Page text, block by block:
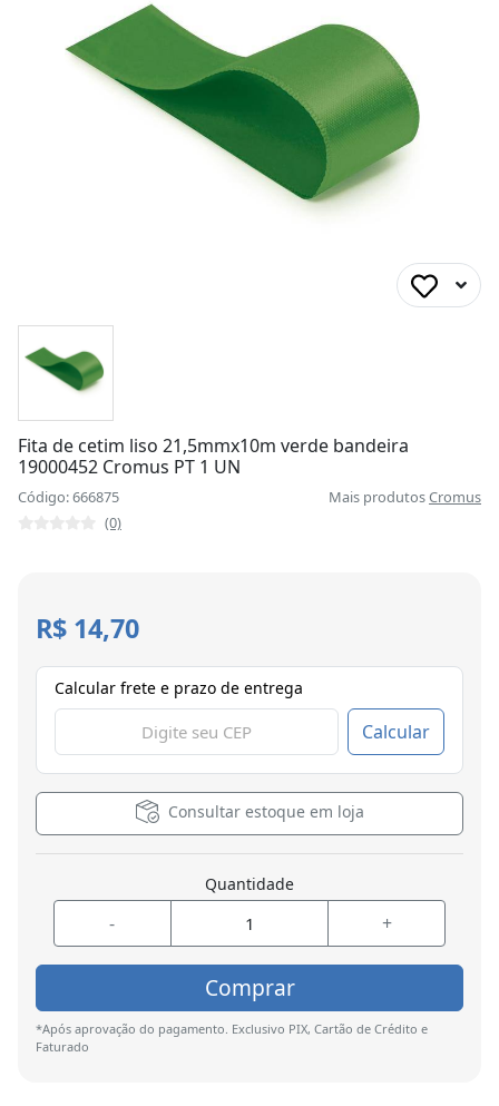
Fita de cetim liso 21,5mmx10m verde bandeira
19000452 Cromus PT 1 UN
Código: 666875 Mais produtosCromus
(0)
R$ 14,70
Calcular frete e prazo de entrega
Calcular
Consultar estoque em loja
Quantidade
- +
Comprar
*Após aprovação do pagamento. Exclusivo PIX, Cartão de Crédito e
Faturado